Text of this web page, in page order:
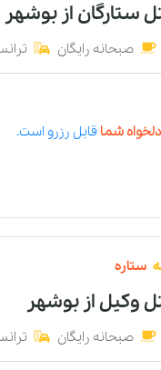
ستارگان از بوشهر
صبحانه رایگان
شما قابل رزرو است.
ستاره
وکیلاز بوشهر
صبحانه رایگان